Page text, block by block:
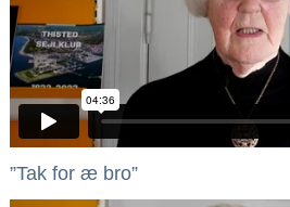
”Tak for æ bro”